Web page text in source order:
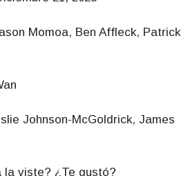
Momoa, Ben Affleck, Patrick
Johnson-McGoldrick, James
la viste? ¿Te gustó?